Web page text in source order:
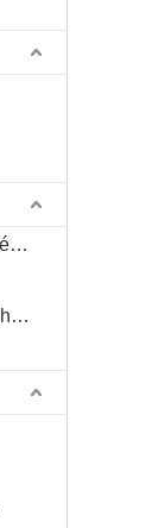
Jouet en peluche pour bébé 0+
Produits en peluche pour chambre d'enfant